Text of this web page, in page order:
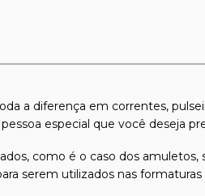
a diferença em correntes,
especial que você deseja
como é o caso dos
serem utilizados nas